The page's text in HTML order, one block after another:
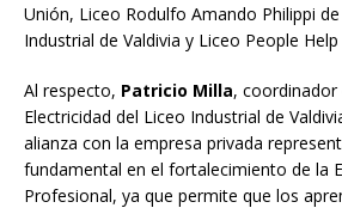
Unión, Liceo Rodulfo Amando Philippi
Industrial de Valdivia y Liceo People
Al respecto, Patricio Milla, coordinador
Electricidad del Liceo Industrial de
alianza con la empresa privada
fundamental en el fortalecimiento de la
Profesional, ya que permite que los